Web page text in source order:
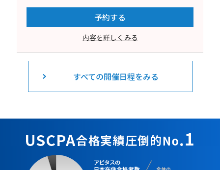
予約する
内容を詳しくみる
すべての開催日程をみる